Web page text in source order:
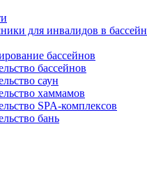
для инвалидов в бассейн
бассейнов
бассейнов
саун
хаммамов
SPA-комплексов
бань